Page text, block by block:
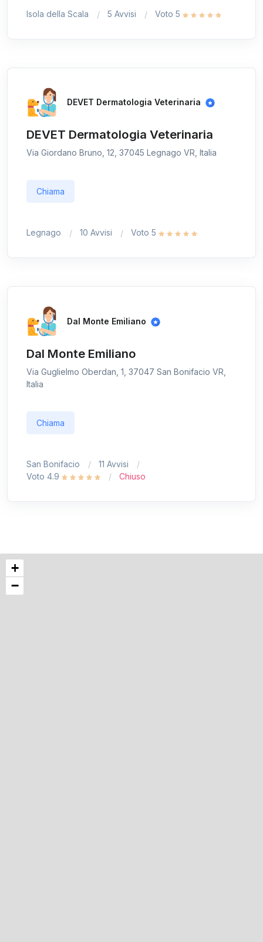
Isola della Scala 5 Avvisi Voto 5
DEVET Dermatologia Veterinaria
DEVET Dermatologia Veterinaria
Via Giordano Bruno, 12, 37045 Legnago VR, Italia
Chiama
Legnago 10 Avvisi Voto 5
Dal Monte Emiliano
Dal Monte Emiliano
Via Guglielmo Oberdan, 1, 37047 San Bonifacio VR,
Italia
Chiama
San Bonifacio
11 Avvisi
Voto 4.9
Chiuso
+
−